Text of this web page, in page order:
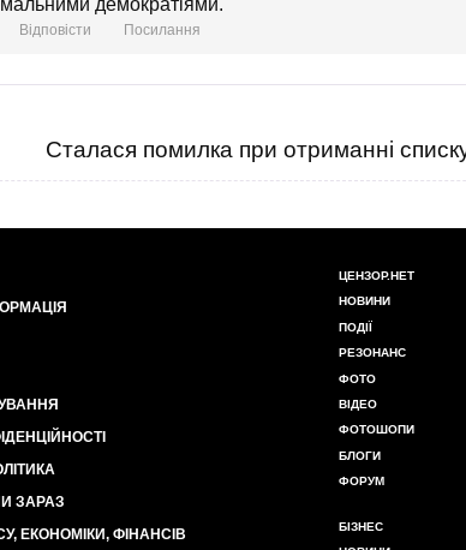
демократіями.
Відповісти Посилання
Сталася помилка при отриманні
ЗАРАЗ
ЕКОНОМІКИ, ФІНАНСІВ
ЦЕНЗОР.НЕТ
НОВИНИ
ПОДІЇ
РЕЗОНАНС
ФОТО
ВІДЕО
ФОТОШОПИ
БЛОГИ
ФОРУМ
БІЗНЕС